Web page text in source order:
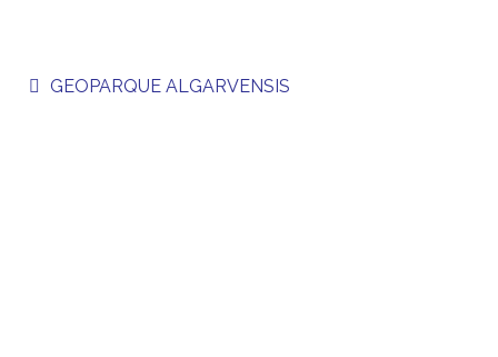
GEOPARQUE ALGARVENSIS